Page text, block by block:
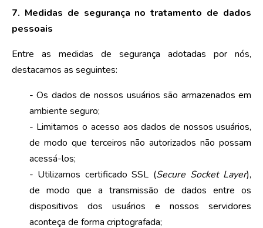
7. Medidas de segurança no tratamento de dados
pessoais
Entre as medidas de segurança adotadas por nós,
destacamos as seguintes:
- Os dados de nossos usuários são armazenados em
ambiente seguro;
- Limitamos o acesso aos dados de nossos usuários,
de modo que terceiros não autorizados não possam
acessá-los;
- Utilizamos certificado SSL (Secure Socket Layer),
de modo que a transmissão de dados entre os
dispositivos dos usuários e nossos servidores
aconteça de forma criptografada;